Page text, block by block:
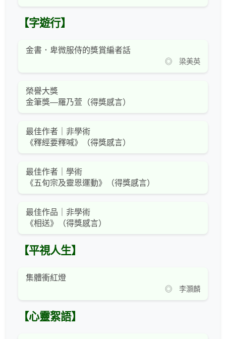
【字遊行】
金書．卑微服侍的獎賞編者話
◎ 梁美英
榮譽大獎
金筆獎—羅乃萱（得獎感言）
最佳作者｜非學術
《釋經要釋喊》（得獎感言）
最佳作者｜學術
《五旬宗及靈恩運動》（得獎感言）
最佳作品｜非學術
《相送》（得獎感言）
【平視人生】
集體衝紅燈
◎ 李灝麟
【心靈絮語】